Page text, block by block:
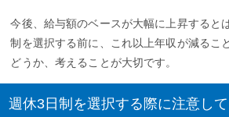
今後、給与額のベースが大幅に上昇すると
制を選択する前に、これ以上年収が減るこ
どうか、考えることが大切です。
週休3日制を選択する際に注意し